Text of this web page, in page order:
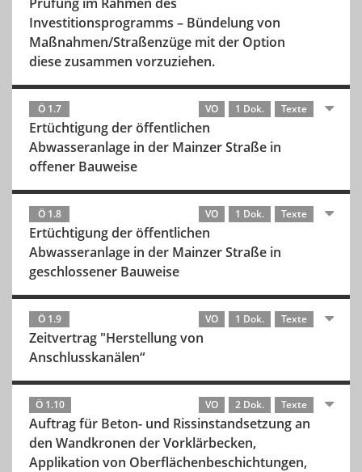
Investitionsprogramms – Bündelung von
Maßnahmen/Straßenzüge mit der Option
diese zusammen vorzuziehen.
Ö 1.7 VO 1 Dok. Texte
Ertüchtigung der öffentlichen
Abwasseranlage in der Mainzer Straße in
offener Bauweise
Ö 1.8 VO 1 Dok. Texte
Ertüchtigung der öffentlichen
Abwasseranlage in der Mainzer Straße in
geschlossener Bauweise
Ö 1.9 VO 1 Dok. Texte
Zeitvertrag "Herstellung von
Anschlusskanälen“
Ö 1.10 VO 2 Dok. Texte
Auftrag für Beton- und Rissinstandsetzung an
den Wandkronen der Vorklärbecken,
Applikation von Oberflächenbeschichtungen,